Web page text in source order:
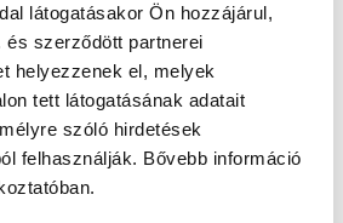
látogatásakor Ön hozzájárul,
szerződött partnerei
helyezzenek el, melyek
tett látogatásának adatait
szóló hirdetések
felhasználják. Bővebb információ
Oldal újratöltése